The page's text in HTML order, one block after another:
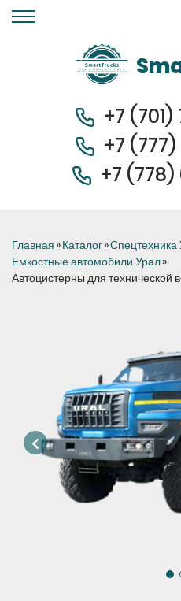
Перейти к основному
+7
+7 (
+7
Вы здесь
Главная »Каталог»
Емкостные автомобили Урал»
Автоцистерны для технической